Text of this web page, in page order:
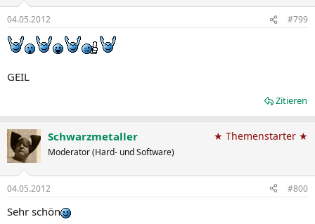
04.05.2012 #799
GEIL
Zitieren
Schwarzmetaller
Moderator (Hard- und Software)
★ Themenstarter ★
04.05.2012 #800
Sehr schön